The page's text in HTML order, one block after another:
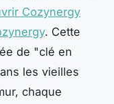
Cozynergy
. Cette
de "clé en
les vieilles
chaque